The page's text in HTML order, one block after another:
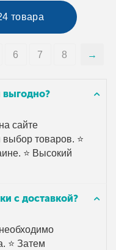
сайте
товаров. ⭐
⭐ Высокий
с доставкой?
⭐ Затем
товара
6 7 8